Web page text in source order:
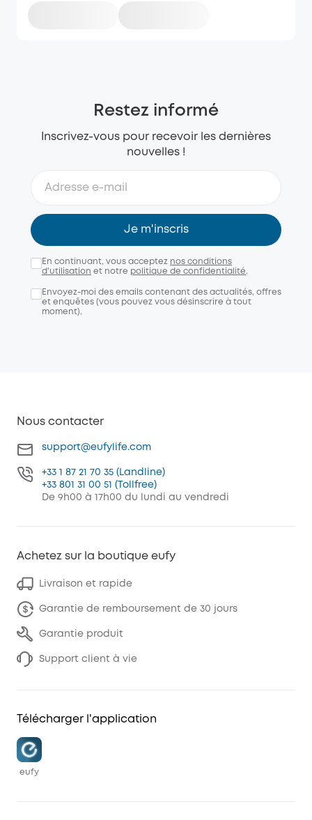
Restez informé
Inscrivez-vous pour recevoir les dernières
nouvelles !
Je m'inscris
En continuant, vous acceptez nos conditions
d'utilisation et notre politique de confidentialité.
Envoyez-moi des emails contenant des actualités, offres
et enquêtes (vous pouvez vous désinscrire à tout
moment).
Nous contacter
support@eufylife.com
+33 1 87 21 70 35 (Landline)
+33 801 31 00 51 (Tollfree)
De 9h00 à 17h00 du lundi au vendredi
Achetez sur la boutique eufy
Livraison et rapide
Garantie de remboursement de 30 jours
Garantie produit
Support client à vie
Télécharger l'application
eufy